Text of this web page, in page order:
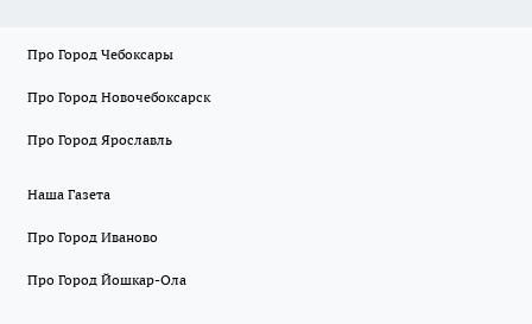
Про Город Чебоксары
Про Город Новочебоксарск
Про Город Ярославль
Наша Газета
Про Город Иваново
Про Город Йошкар-Ола